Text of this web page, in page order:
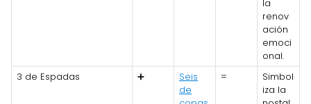
la
renov
ación
emoci
onal.
3 de Espadas
➕
Seis
de
=
Simbol
iza la